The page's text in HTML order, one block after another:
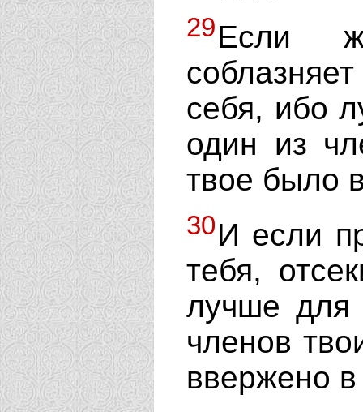
29Если
себя, ибо
один из
твое было
30И если
тебя,
лучше для
членов
ввержено в